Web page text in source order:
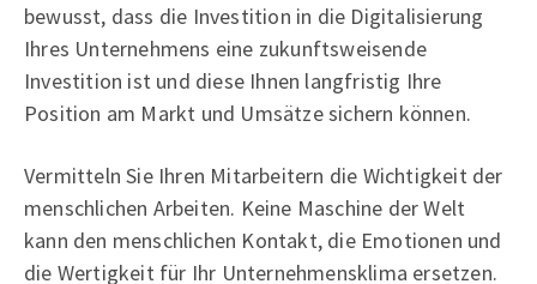
bewusst, dass die Investition in die Digitalisierung
Ihres Unternehmens eine zukunftsweisende
Investition ist und diese Ihnen langfristig Ihre
Position am Markt und Umsätze sichern können.
Vermitteln Sie Ihren Mitarbeitern die Wichtigkeit der
menschlichen Arbeiten. Keine Maschine der Welt
kann den menschlichen Kontakt, die Emotionen und
die Wertigkeit für Ihr Unternehmensklima ersetzen.